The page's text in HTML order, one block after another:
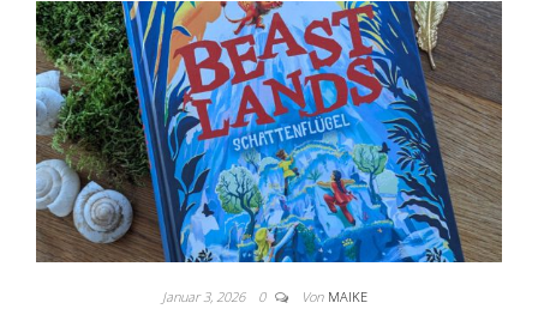
Januar 3, 2026 0 Von MAIKE